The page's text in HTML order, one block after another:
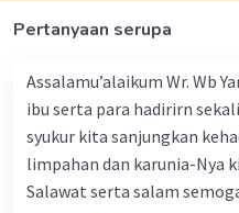
Pertanyaan serupa
Assalamu’alaikum Wr. Wb
ibu serta para hadirirn
syukur kita sanjungkan
limpahan dan karunia-Nya
Salawat serta salam